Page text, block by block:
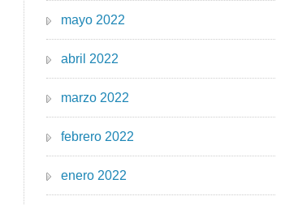
mayo 2022
abril 2022
marzo 2022
febrero 2022
enero 2022